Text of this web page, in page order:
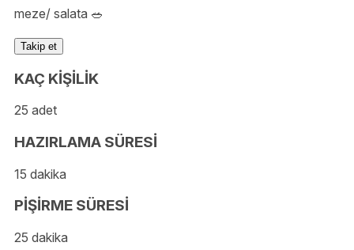
meze/ salata 🥗
Takip et
KAÇ KİŞİLİK
25 adet
HAZIRLAMA SÜRESİ
15 dakika
PİŞİRME SÜRESİ
25 dakika